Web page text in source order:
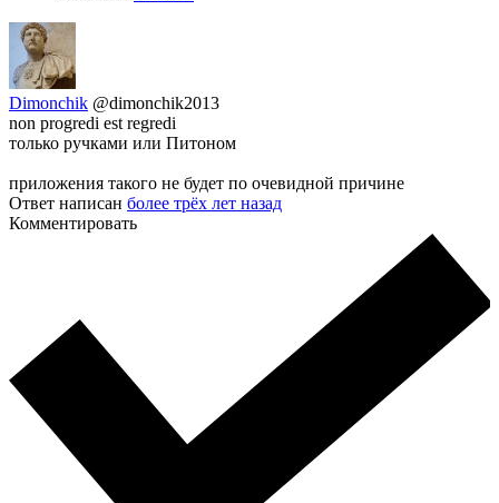
Dimonchik @dimonchik2013
non progredi est regredi
только ручками или Питоном
приложения такого не будет по очевидной причине
Ответ написан более трёх лет назад
Комментировать